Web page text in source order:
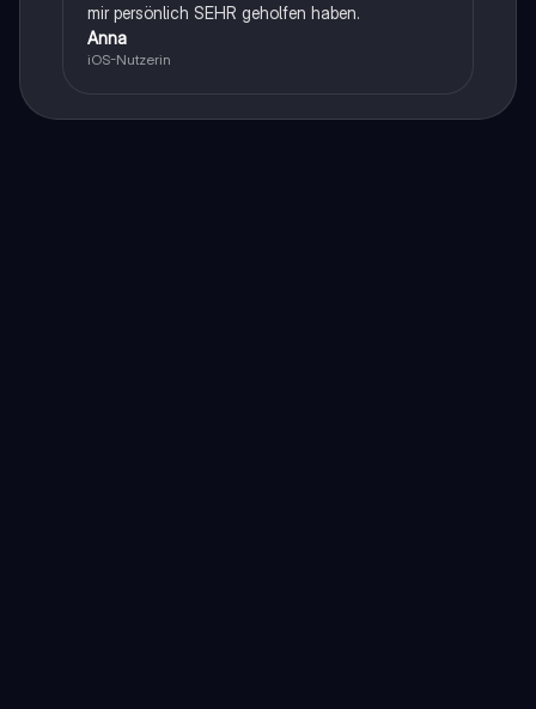
mir persönlich SEHR geholfen haben.
Anna
iOS-Nutzerin